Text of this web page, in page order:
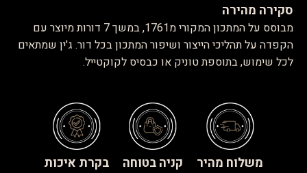
סקירה מהירה
מבוסס על המתכון המקורי מ1761, במשך 7 דורות מיוצר עם
הקפדה על תהליכי הייצור ושיפור המתכון בכל דור. ג'ין שמתאים
לכל שימוש, בתוספת טוניק או כבסיס לקוקטייל.
משלוח מהיר קניה בטוחה בקרת איכות